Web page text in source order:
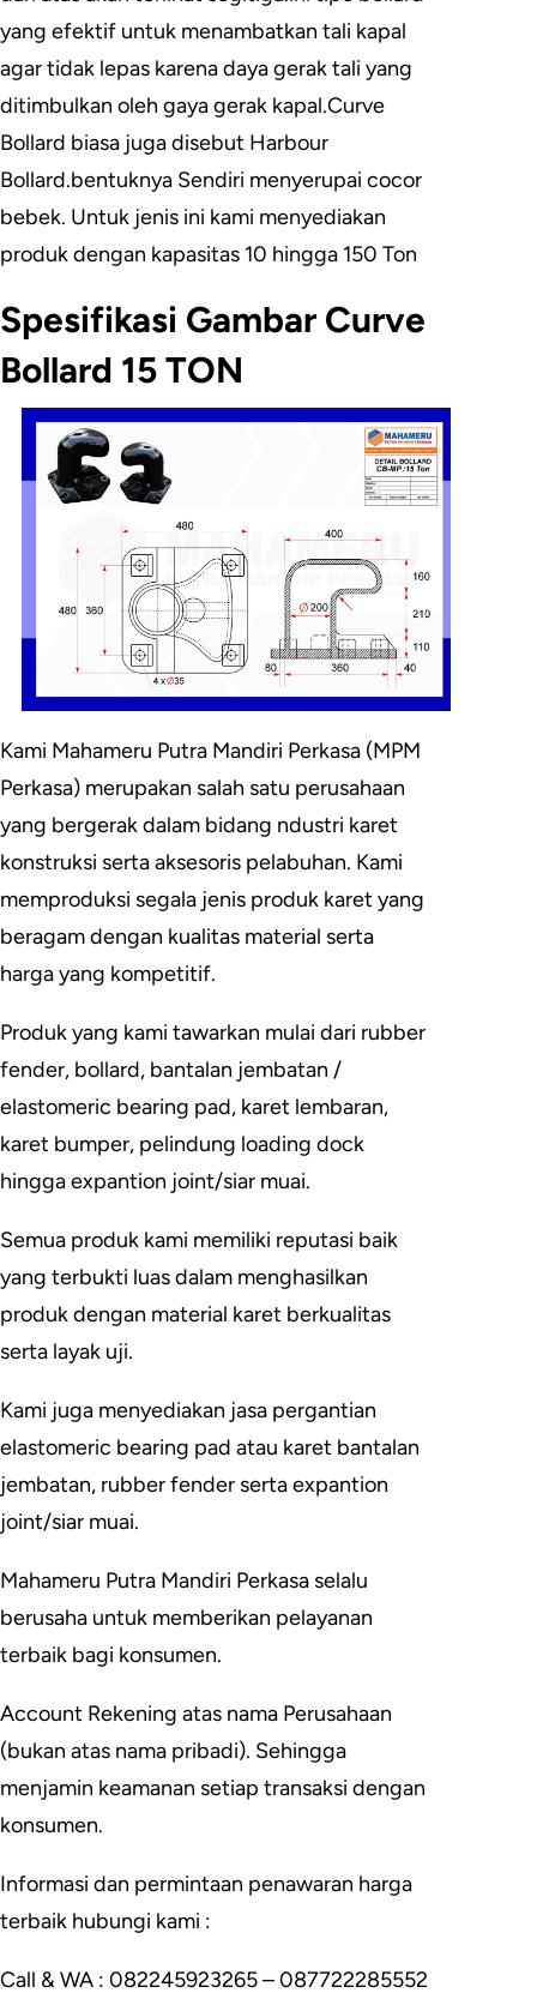
yang efektif untuk menambatkan tali kapal
agar tidak lepas karena daya gerak tali yang
ditimbulkan oleh gaya gerak kapal.Curve
Bollard biasa juga disebut Harbour
Bollard.bentuknya Sendiri menyerupai cocor
bebek. Untuk jenis ini kami menyediakan
produk dengan kapasitas 10 hingga 150 Ton
Spesifikasi Gambar Curve
Bollard 15 TON
Kami Mahameru Putra Mandiri Perkasa (MPM
Perkasa) merupakan salah satu perusahaan
yang bergerak dalam bidang ndustri karet
konstruksi serta aksesoris pelabuhan. Kami
memproduksi segala jenis produk karet yang
beragam dengan kualitas material serta
harga yang kompetitif.
Produk yang kami tawarkan mulai dari rubber
fender, bollard, bantalan jembatan /
elastomeric bearing pad, karet lembaran,
karet bumper, pelindung loading dock
hingga expantion joint/siar muai.
Semua produk kami memiliki reputasi baik
yang terbukti luas dalam menghasilkan
produk dengan material karet berkualitas
serta layak uji.
Kami juga menyediakan jasa pergantian
elastomeric bearing pad atau karet bantalan
jembatan, rubber fender serta expantion
joint/siar muai.
Mahameru Putra Mandiri Perkasa selalu
berusaha untuk memberikan pelayanan
terbaik bagi konsumen.
Account Rekening atas nama Perusahaan
(bukan atas nama pribadi). Sehingga
menjamin keamanan setiap transaksi dengan
konsumen.
Informasi dan permintaan penawaran harga
terbaik hubungi kami :
Call & WA : 082245923265 – 087722285552